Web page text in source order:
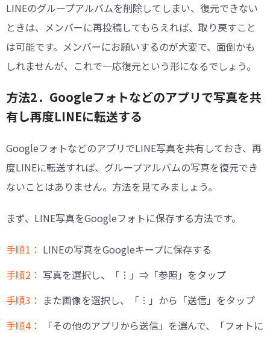
LINEのグループアルバムを削除してしまい、復元できない
ときは、メンバーに再投稿してもらえれば、取り戻すこと
は可能です。メンバーにお願いするのが大変で、面倒かも
しれませんが、これで一応復元という形になるでしょう。
方法2．Googleフォトなどのアプリで写真を共
有し再度LINEに転送する
GoogleフォトなどのアプリでLINE写真を共有しておき、再
度LINEに転送すれば、グループアルバムの写真を復元でき
ないことはありません。方法を見てみましょう。
まず、LINE写真をGoogleフォトに保存する方法です。
手順1： LINEの写真をGoogleキープに保存する
手順2： 写真を選択し、「︙」⇒「参照」をタップ
手順3： また画像を選択し、「︙」から「送信」をタップ
手順4：
「その他のアプリから送信」を選んで、「フォトに